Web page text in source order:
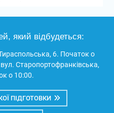
який відбудеться:
6. Початок о
Старопортофранківська,
о 10:00.
ПІДГОТОВКИ